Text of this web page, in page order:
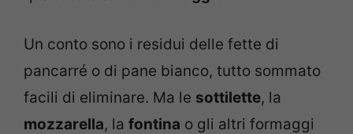
Un conto sono i residui delle fette di
pancarré o di pane bianco, tutto sommato
facili di eliminare. Ma le sottilette, la
mozzarella, la fontina o gli altri formaggi